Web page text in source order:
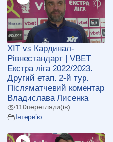
ХІТ vs Кардинал-
Рівнестандарт | VBET
Екстра ліга 2022/2023.
Другий етап. 2-й тур.
Післяматчевий коментар
Владислава Лисенка
110перегляди(ів)
Інтерв’ю